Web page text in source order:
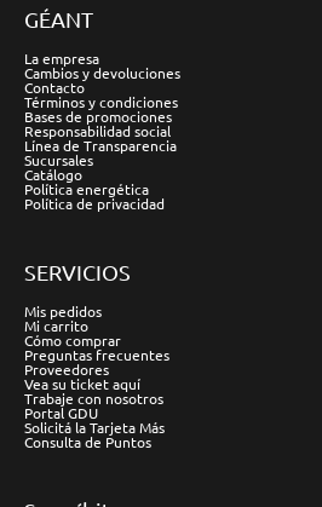
GÉANT
La empresa
Cambios y devoluciones
Contacto
Términos y condiciones
Bases de promociones
Responsabilidad social
Línea de Transparencia
Sucursales
Catálogo
Política energética
Política de privacidad
SERVICIOS
Mis pedidos
Mi carrito
Cómo comprar
Preguntas frecuentes
Proveedores
Vea su ticket aquí
Trabaje con nosotros
Portal GDU
Solicitá la Tarjeta Más
Consulta de Puntos